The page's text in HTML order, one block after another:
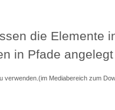
die Elemente
in Pfade
Mediabereich zum